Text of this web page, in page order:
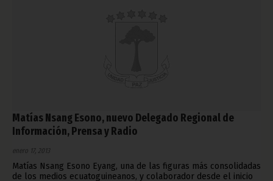
Matías Nsang Esono, nuevo Delegado Regional de
Información, Prensa y Radio
enero 17, 2013
Matías Nsang Esono Eyang, una de las figuras más consolidadas
de los medios ecuatoguineanos, y colaborador desde el inicio